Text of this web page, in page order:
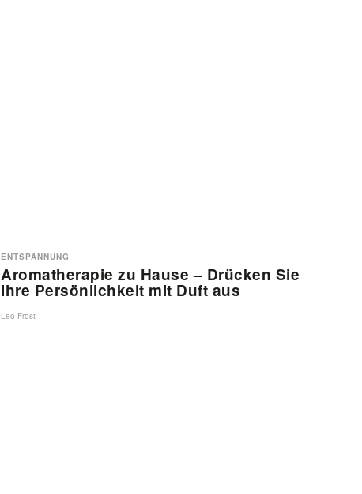
Aromatherapie zu Hause – Drücken Sie
Ihre Persönlichkeit mit Duft aus
ENTSPANNUNG
Leo Frost